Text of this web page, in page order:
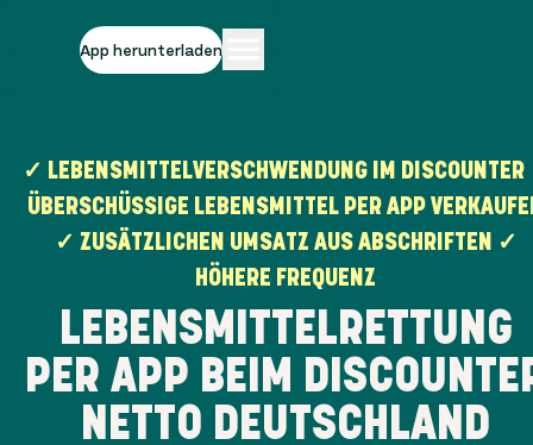
App herunterladen
✓ LEBENSMITTELVERSCHWENDUNG IM
ÜBERSCHÜSSIGE LEBENSMITTEL PER APP
✓ ZUSÄTZLICHEN UMSATZ AUS ABSCHRIFTEN ✓
HÖHERE FREQUENZ
LEBENSMITTELRETTUNG
PER APP BEIM
NETTO DEUTSCHLAND